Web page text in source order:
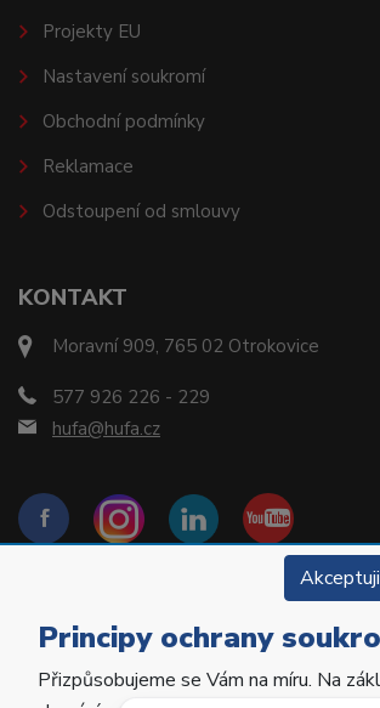
KONTAKT
Moravní 909, 765 02 Otrokovice
577 926 226 - 229
hufa@hufa.cz
Projekty EU
Nastavení soukromí
Obchodní podmínky
Reklamace
Odstoupení od smlouvy
Copyright © 2022 Hu-Fa Dental a.s.
Akceptuji
Principy ochrany
Přizpůsobujeme se Vám na míru. Na